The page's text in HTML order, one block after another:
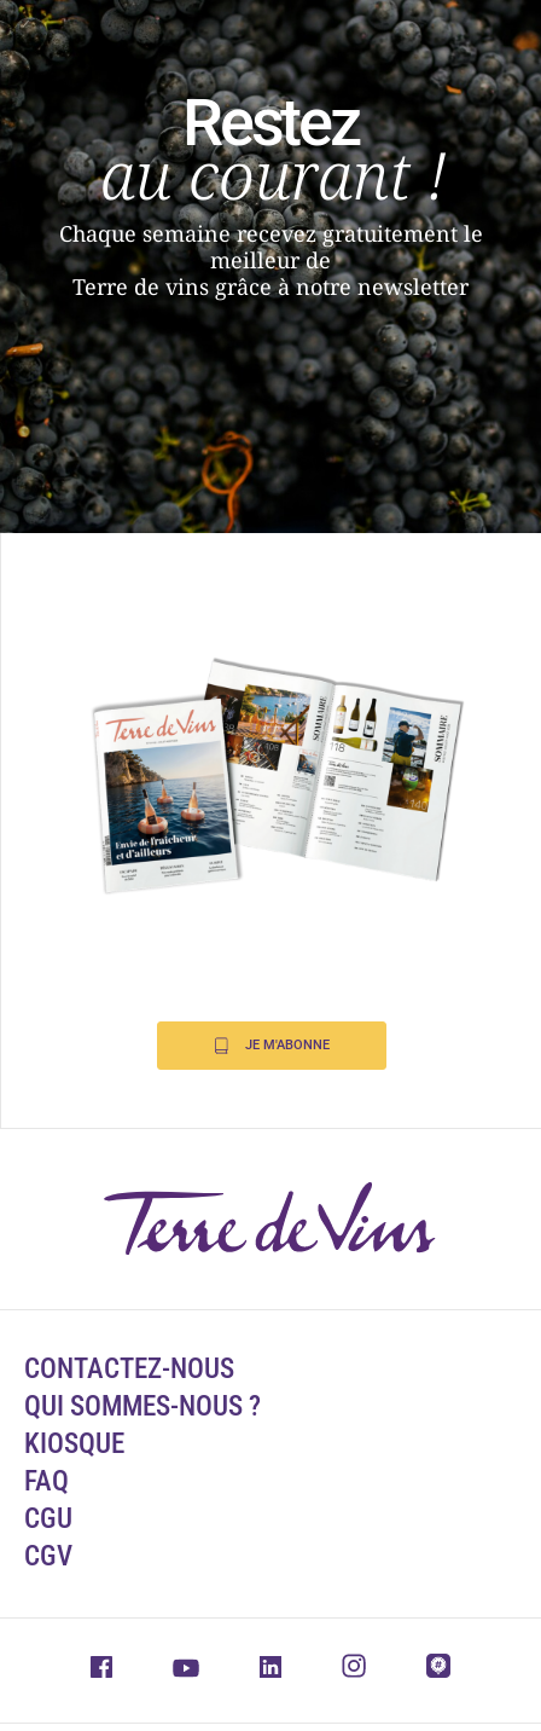
Restez
au courant !
Chaque semaine recevez gratuitement le
meilleur de
Terre de vins grâce à notre newsletter
JE M'ABONNE
CONTACTEZ-NOUS
QUI SOMMES-NOUS ?
KIOSQUE
FAQ
CGU
CGV